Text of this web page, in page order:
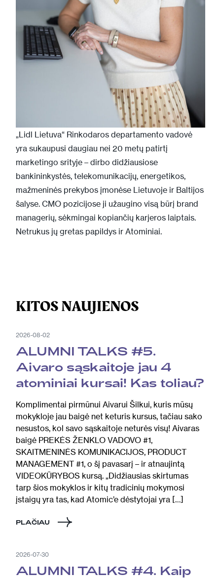
„Lidl Lietuva“ Rinkodaros departamento vadovė
yra sukaupusi daugiau nei 20 metų patirtį
marketingo srityje – dirbo didžiausiose
bankininkystės, telekomunikacijų, energetikos,
mažmeninės prekybos įmonėse Lietuvoje ir Baltijos
šalyse. CMO pozicijose ji užaugino visą būrį brand
managerių, sėkmingai kopiančių karjeros laiptais.
Netrukus jų gretas papildys ir Atominiai.
KITOS NAUJIENOS
2026-08-02
ALUMNI TALKS #5.
Aivaro sąskaitoje jau 4
atominiai kursai! Kas toliau?
Komplimentai pirmūnui Aivarui Šilkui, kuris mūsų
mokykloje jau baigė net keturis kursus, tačiau sako
nesustos, kol savo sąskaitoje neturės visų! Aivaras
baigė PREKĖS ŽENKLO VADOVO #1,
SKAITMENINĖS KOMUNIKACIJOS, PRODUCT
MANAGEMENT #1, o šį pavasarį – ir atnaujintą
VIDEOKŪRYBOS kursą. „Didžiausias skirtumas
tarp šios mokyklos ir kitų tradicinių mokymosi
įstaigų yra tas, kad Atomic’e dėstytojai yra […]
PLAČIAU
2026-07-30
ALUMNI TALKS #4. Kaip